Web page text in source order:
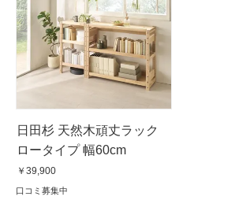
日田杉 天然木頑丈ラック
ロータイプ 幅60cm
￥39,900
口コミ募集中